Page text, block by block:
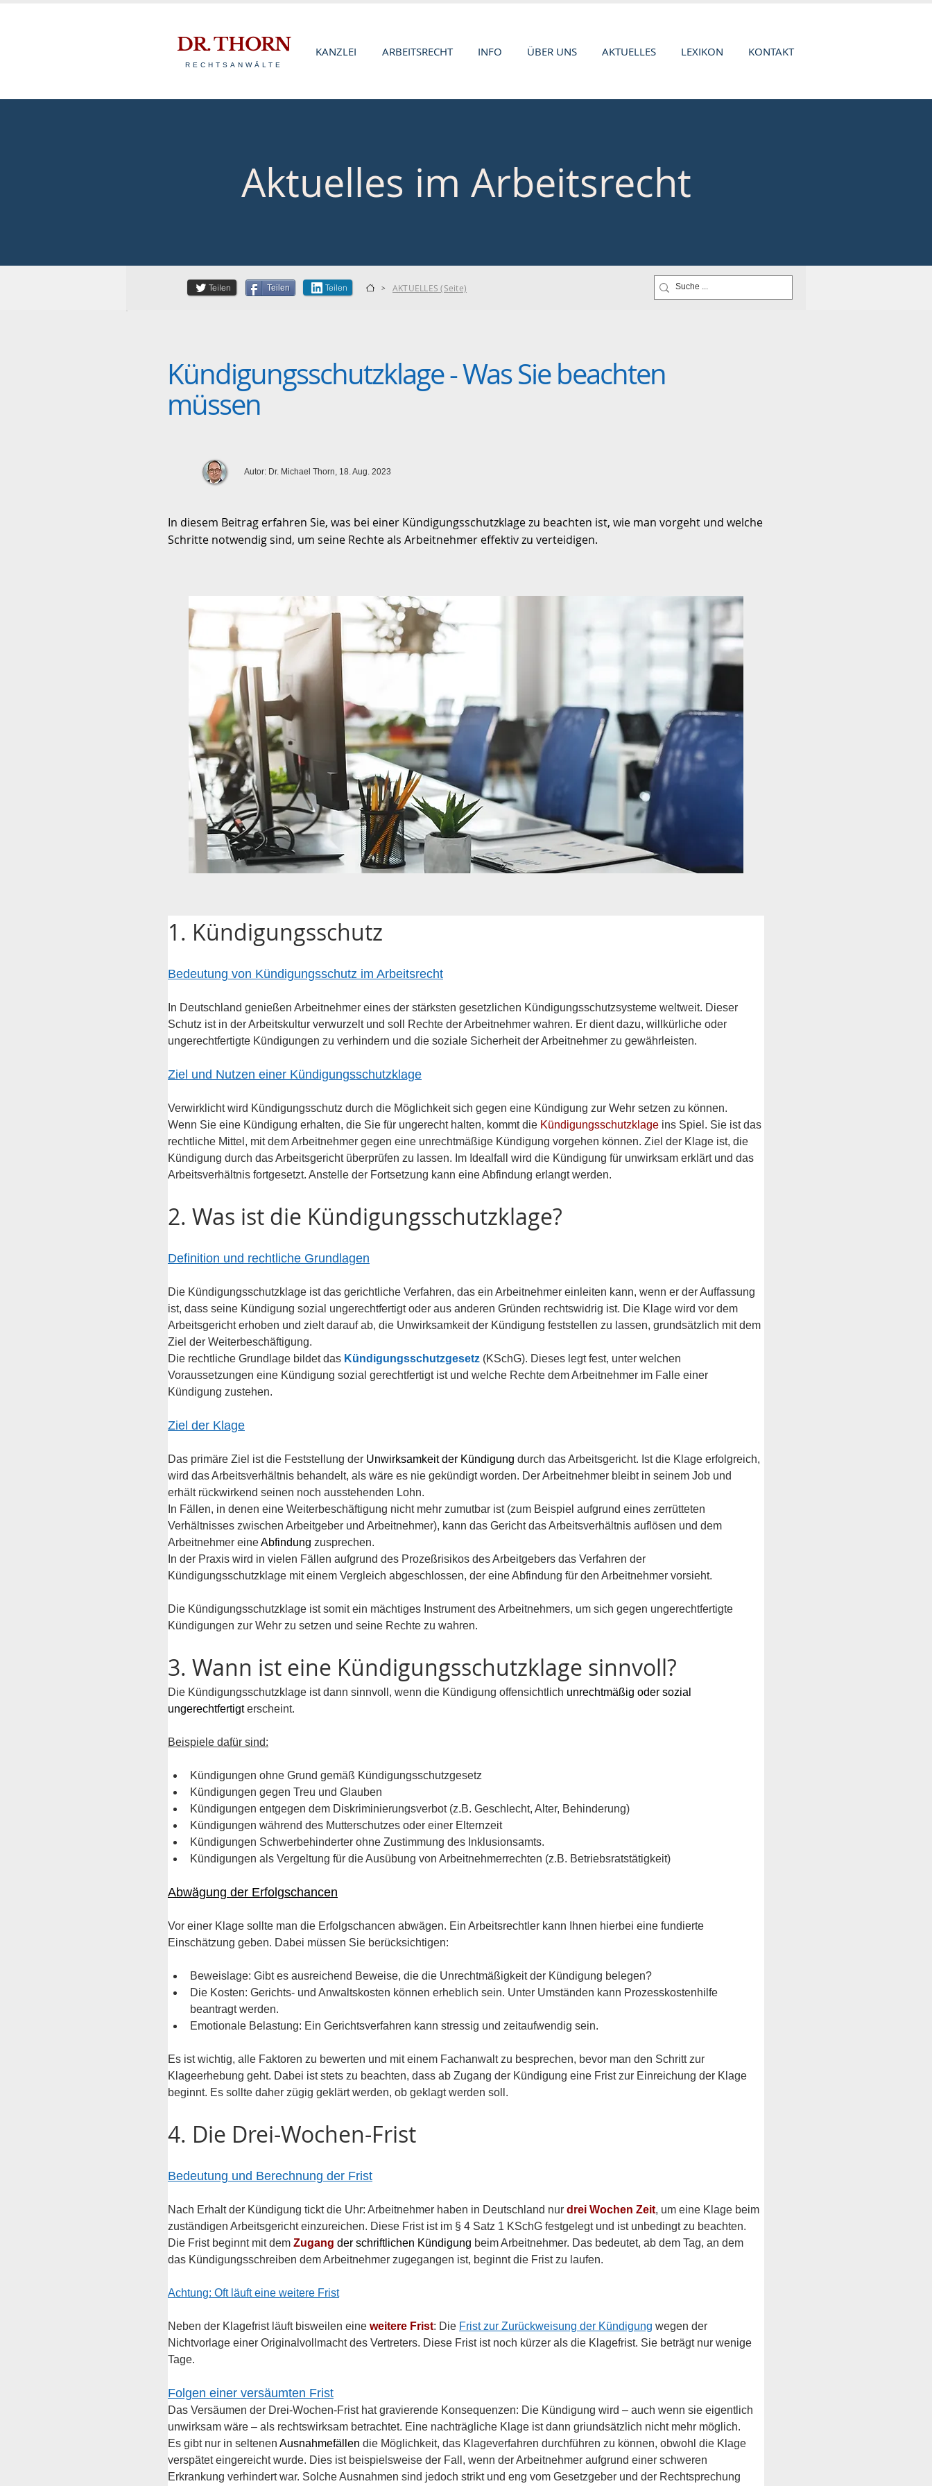
DR. THORN KANZLEI ARBEITSRECHT INFO ÜBER UNS AKTUELLES LEXIKON KONTAKT
RECHTSANWÄLTE
Aktuelles im Arbeitsrecht
Teilen Teilen Teilen > AKTUELLES (Seite)
Kündigungsschutzklage - Was Sie beachten
müssen
Autor: Dr. Michael Thorn, 18. Aug. 2023
In diesem Beitrag erfahren Sie, was bei einer Kündigungsschutzklage zu beachten ist, wie man vorgeht und welche
Schritte notwendig sind, um seine Rechte als Arbeitnehmer effektiv zu verteidigen.
1. Kündigungsschutz
Bedeutung von Kündigungsschutz im Arbeitsrecht
In Deutschland genießen Arbeitnehmer eines der stärksten gesetzlichen Kündigungsschutzsysteme weltweit. Dieser
Schutz ist in der Arbeitskultur verwurzelt und soll Rechte der Arbeitnehmer wahren. Er dient dazu, willkürliche oder
ungerechtfertigte Kündigungen zu verhindern und die soziale Sicherheit der Arbeitnehmer zu gewährleisten.
Ziel und Nutzen einer Kündigungsschutzklage
Verwirklicht wird Kündigungsschutz durch die Möglichkeit sich gegen eine Kündigung zur Wehr setzen zu können.
Wenn Sie eine Kündigung erhalten, die Sie für ungerecht halten, kommt die Kündigungsschutzklage ins Spiel. Sie ist das
rechtliche Mittel, mit dem Arbeitnehmer gegen eine unrechtmäßige Kündigung vorgehen können. Ziel der Klage ist, die
Kündigung durch das Arbeitsgericht überprüfen zu lassen. Im Idealfall wird die Kündigung für unwirksam erklärt und das
Arbeitsverhältnis fortgesetzt. Anstelle der Fortsetzung kann eine Abfindung erlangt werden.
2. Was ist die Kündigungsschutzklage?
Definition und rechtliche Grundlagen
Die Kündigungsschutzklage ist das gerichtliche Verfahren, das ein Arbeitnehmer einleiten kann, wenn er der Auffassung
ist, dass seine Kündigung sozial ungerechtfertigt oder aus anderen Gründen rechtswidrig ist. Die Klage wird vor dem
Arbeitsgericht erhoben und zielt darauf ab, die Unwirksamkeit der Kündigung feststellen zu lassen, grundsätzlich mit dem
Ziel der Weiterbeschäftigung.
Die rechtliche Grundlage bildet das Kündigungsschutzgesetz (KSchG). Dieses legt fest, unter welchen
Voraussetzungen eine Kündigung sozial gerechtfertigt ist und welche Rechte dem Arbeitnehmer im Falle einer
Kündigung zustehen.
Ziel der Klage
Das primäre Ziel ist die Feststellung der Unwirksamkeit der Kündigung durch das Arbeitsgericht. Ist die Klage erfolgreich,
wird das Arbeitsverhältnis behandelt, als wäre es nie gekündigt worden. Der Arbeitnehmer bleibt in seinem Job und
erhält rückwirkend seinen noch ausstehenden Lohn.
In Fällen, in denen eine Weiterbeschäftigung nicht mehr zumutbar ist (zum Beispiel aufgrund eines zerrütteten
Verhältnisses zwischen Arbeitgeber und Arbeitnehmer), kann das Gericht das Arbeitsverhältnis auflösen und dem
Arbeitnehmer eine Abfindung zusprechen.
In der Praxis wird in vielen Fällen aufgrund des Prozeßrisikos des Arbeitgebers das Verfahren der
Kündigungsschutzklage mit einem Vergleich abgeschlossen, der eine Abfindung für den Arbeitnehmer vorsieht.
Die Kündigungsschutzklage ist somit ein mächtiges Instrument des Arbeitnehmers, um sich gegen ungerechtfertigte
Kündigungen zur Wehr zu setzen und seine Rechte zu wahren.
3. Wann ist eine Kündigungsschutzklage sinnvoll?
Die Kündigungsschutzklage ist dann sinnvoll, wenn die Kündigung offensichtlich unrechtmäßig oder sozial
ungerechtfertigt erscheint.
Beispiele dafür sind:
Kündigungen ohne Grund gemäß Kündigungsschutzgesetz
Kündigungen gegen Treu und Glauben
Kündigungen entgegen dem Diskriminierungsverbot (z.B. Geschlecht, Alter, Behinderung)
Kündigungen während des Mutterschutzes oder einer Elternzeit
Kündigungen Schwerbehinderter ohne Zustimmung des Inklusionsamts.
Kündigungen als Vergeltung für die Ausübung von Arbeitnehmerrechten (z.B. Betriebsratstätigkeit)
Abwägung der Erfolgschancen
Vor einer Klage sollte man die Erfolgschancen abwägen. Ein Arbeitsrechtler kann Ihnen hierbei eine fundierte
Einschätzung geben. Dabei müssen Sie berücksichtigen:
Beweislage: Gibt es ausreichend Beweise, die die Unrechtmäßigkeit der Kündigung belegen?
Die Kosten: Gerichts- und Anwaltskosten können erheblich sein. Unter Umständen kann Prozesskostenhilfe
beantragt werden.
Emotionale Belastung: Ein Gerichtsverfahren kann stressig und zeitaufwendig sein.
Es ist wichtig, alle Faktoren zu bewerten und mit einem Fachanwalt zu besprechen, bevor man den Schritt zur
Klageerhebung geht. Dabei ist stets zu beachten, dass ab Zugang der Kündigung eine Frist zur Einreichung der Klage
beginnt. Es sollte daher zügig geklärt werden, ob geklagt werden soll.
4. Die Drei-Wochen-Frist
Bedeutung und Berechnung der Frist
Nach Erhalt der Kündigung tickt die Uhr: Arbeitnehmer haben in Deutschland nur drei Wochen Zeit, um eine Klage beim
zuständigen Arbeitsgericht einzureichen. Diese Frist ist im § 4 Satz 1 KSchG festgelegt und ist unbedingt zu beachten.
Die Frist beginnt mit dem Zugang der schriftlichen Kündigung beim Arbeitnehmer. Das bedeutet, ab dem Tag, an dem
das Kündigungsschreiben dem Arbeitnehmer zugegangen ist, beginnt die Frist zu laufen.
Achtung: Oft läuft eine weitere Frist
Neben der Klagefrist läuft bisweilen eine weitere Frist: Die Frist zur Zurückweisung der Kündigung wegen der
Nichtvorlage einer Originalvollmacht des Vertreters. Diese Frist ist noch kürzer als die Klagefrist. Sie beträgt nur wenige
Tage.
Folgen einer versäumten Frist
Das Versäumen der Drei-Wochen-Frist hat gravierende Konsequenzen: Die Kündigung wird – auch wenn sie eigentlich
unwirksam wäre – als rechtswirksam betrachtet. Eine nachträgliche Klage ist dann griundsätzlich nicht mehr möglich.
Es gibt nur in seltenen Ausnahmefällen die Möglichkeit, das Klageverfahren durchführen zu können, obwohl die Klage
verspätet eingereicht wurde. Dies ist beispielsweise der Fall, wenn der Arbeitnehmer aufgrund einer schweren
Erkrankung verhindert war. Solche Ausnahmen sind jedoch strikt und eng vom Gesetzgeber und der Rechtsprechung